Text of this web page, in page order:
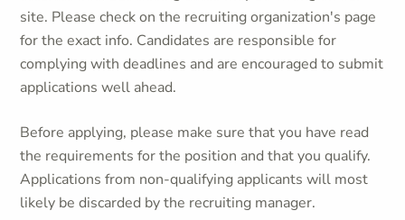
site. Please check on the recruiting organization's page
for the exact info. Candidates are responsible for
complying with deadlines and are encouraged to submit
applications well ahead.
Before applying, please make sure that you have read
the requirements for the position and that you qualify.
Applications from non-qualifying applicants will most
likely be discarded by the recruiting manager.